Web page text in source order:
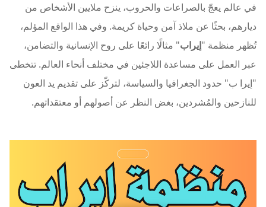
في عالم يعجّ بالصراعات والحروب، ينزح ملايين الأشخاص من
ديارهم، بحثًا عن ملاذ آمن وحياة كريمة. وفي هذا الواقع المؤلم،
تُظهر منظمة "إيراب" مثالًا رائعًا على روح الإنسانية والتضامن،
عبر العمل على مساعدة اللاجئين في مختلف أنحاء العالم. تتخطى
"إيرا ب" حدود الجغرافيا والسياسة، لتركّز على تقديم يد العون
للنازحين والمُشردين، بغض النظر عن أصولهم أو معتقداتهم.